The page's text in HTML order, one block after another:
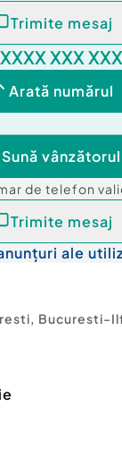
Trimite mesaj
XXXX XXX XXX
Arată numărul
Sună vânzătorul
de telefon
Trimite mesaj
ale
, Bucuresti-